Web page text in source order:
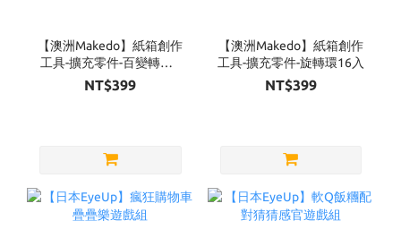
【澳洲Makedo】紙箱創作
工具-擴充零件-百變轉軸6
入
NT$399
【澳洲Makedo】紙箱創作
工具-擴充零件-旋轉環16入
NT$399